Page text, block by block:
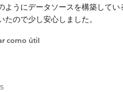
ようにデータソースを構築して
たので少し安心しました。
como útil